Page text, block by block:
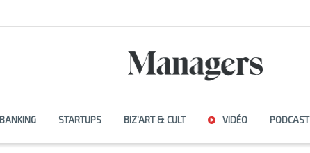
BANKING STARTUPS BIZ’ART & CULT VIDÉO PODCAST